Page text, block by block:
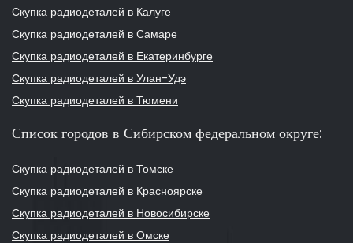
Скупка радиодеталей в Калуге
Скупка радиодеталей в Самаре
Скупка радиодеталей в Екатеринбурге
Скупка радиодеталей в Улан-Удэ
Скупка радиодеталей в Тюмени
Список городов в Сибирском федеральном округе:
Скупка радиодеталей в Томске
Скупка радиодеталей в Красноярске
Скупка радиодеталей в Новосибирске
Скупка радиодеталей в Омске